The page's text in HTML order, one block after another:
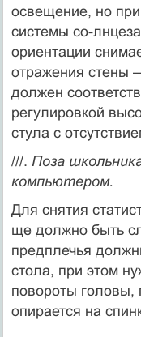
освеще­ние, но
системы со-
ориентации
отражения стены
должен
регулировкой
стула с
///. Поза
компьютером.
Для снятия
ще должно быть
пред­плечья
стола, при этом
повороты головы,
опирается на